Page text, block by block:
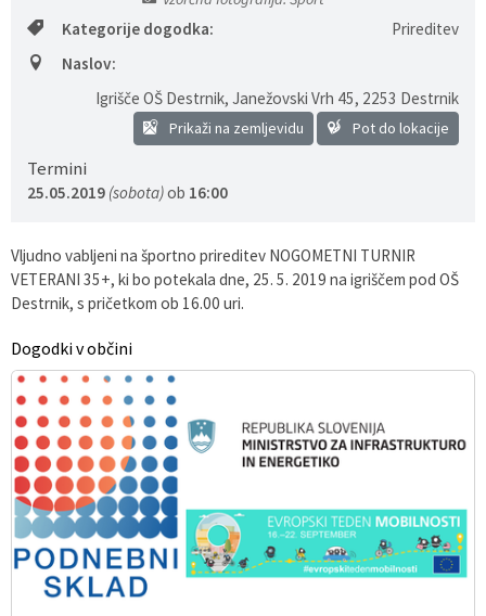
Kategorije dogodka:
Prireditev
Naslov:
Igrišče OŠ Destrnik, Janežovski Vrh 45, 2253 Destrnik
Prikaži na zemljevidu Pot do lokacije
Termini
25.05.2019 (sobota)ob 16:00
Vljudno vabljeni na športno prireditev NOGOMETNI TURNIR
VETERANI 35+, ki bo potekala dne, 25. 5. 2019 na igriščem pod OŠ
Destrnik, s pričetkom ob 16.00 uri.
Dogodki v občini
Pobratene občine
Varstvo osebnih podatkov
Katalog informacij javnega značaja
Strategije, programi
Glasilo Občan
Lokalne volitve
Lokalna ponudba